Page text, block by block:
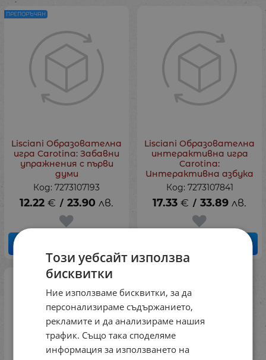
Lisciani Образователна
игра Carotina: Забавни
упражнения с първи
думи
Код: 7273107193
12.22 € / 23.90 лв.
ПРЕПОРЪЧАН
Lisciani Образователна
интерактивна игра
Carotina:
Интерактивна азбука
Код: 7273107841
17.33 € / 33.89 лв.
Този уебсайт използва
бисквитки
Ние използваме бисквитки, за да
персонализираме съдържанието,
рекламите и да анализираме нашия
трафик. Също така споделяме
информация за използването на